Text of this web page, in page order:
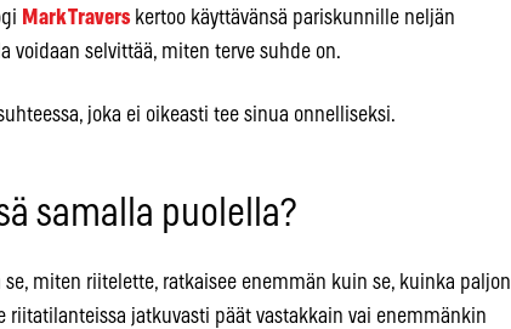
Mark Traverskertoo käyttävänsä pariskunnille neljän
voidaan selvittää, miten terve suhde on.
joka ei oikeasti tee sinua onnelliseksi.
samalla puolella?
miten riitelette, ratkaisee enemmän kuin se, kuinka paljon
riitatilanteissa jatkuvasti päät vastakkain vai enemmänkin